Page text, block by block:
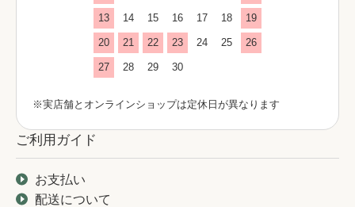
13 14 15 16 17 18 19
20 21 22 23 24 25 26
27 28 29 30
※実店舗とオンラインショップは定休日が異なります
ご利用ガイド
お支払い
配送について